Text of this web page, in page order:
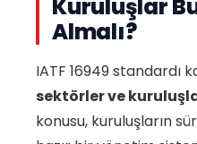
Kuruluşlar
Almalı?
IATF 16949 standardı
sektörler ve
konusu, kuruluşların